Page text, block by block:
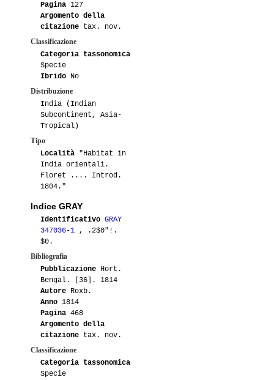
Pagina 127
Argomento della
citazione tax. nov.
Classificazione
Categoria tassonomica
Specie
Ibrido No
Distribuzione
India (Indian
Subcontinent, Asia-
Tropical)
Tipo
Località "Habitat in
India orientali.
Floret .... Introd.
1804."
Indice GRAY
Identificativo GRAY
347036-1 , .2$0"!.
$0.
Bibliografia
Pubblicazione Hort.
Bengal. [36]. 1814
Autore Roxb.
Anno 1814
Pagina 468
Argomento della
citazione tax. nov.
Classificazione
Categoria tassonomica
Specie